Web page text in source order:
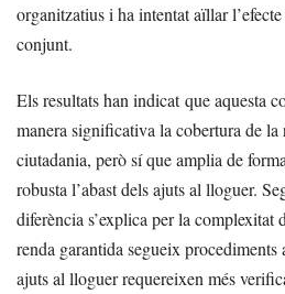
organitzatius i ha intentat aïllar
conjunt.
Els resultats han indicat que aquesta
manera significativa la cobertura de la
ciutadania, però sí que amplia de
robusta l’abast dels ajuts al lloguer.
diferència s’explica per la complexitat
renda garantida segueix procediments
ajuts al lloguer requereixen més